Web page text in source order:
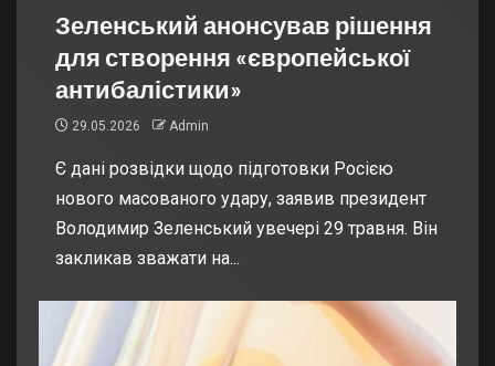
Зеленський анонсував рішення
для створення «європейської
антибалістики»
29.05.2026 Admin
Є дані розвідки щодо підготовки Росією
нового масованого удару, заявив президент
Володимир Зеленський увечері 29 травня. Він
закликав зважати на...